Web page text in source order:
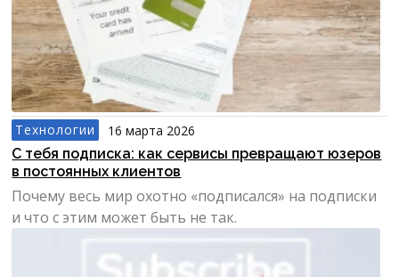
Технологии
16 марта 2026
С тебя подписка: как сервисы превращают юзеров
в постоянных клиентов
Почему весь мир охотно «подписался» на подписки
и что с этим может быть не так.